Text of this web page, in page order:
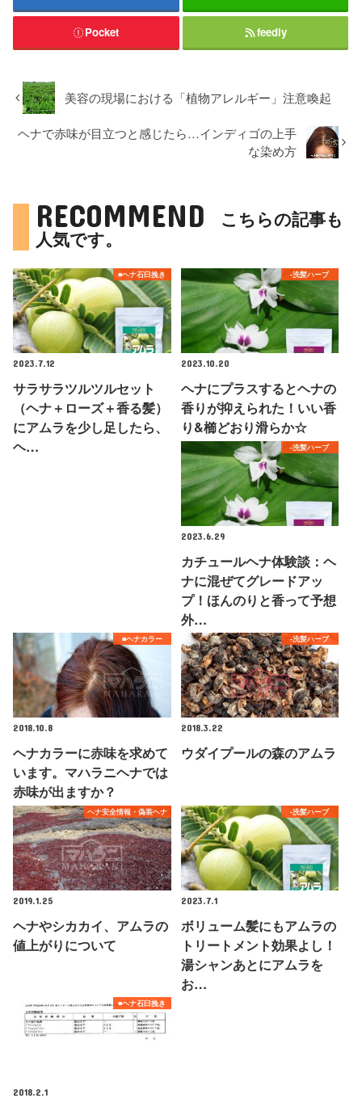
Pocket feedly
美容の現場における「植物アレルギー」注意喚起
ヘナで赤味が目立つと感じたら…インディゴの上手
な染め方
RECOMMEND
こちらの記事も
人気です。
■ヘナ石臼挽き
2023.7.12
サラサラツルツルセット
（ヘナ＋ローズ＋香る髪）
にアムラを少し足したら、
ヘ…
-洗髪ハーブ
2023.10.20
ヘナにプラスするとヘナの
香りが抑えられた！いい香
り&櫛どおり滑らか☆
-洗髪ハーブ
2023.6.29
カチュールヘナ体験談：ヘ
ナに混ぜてグレードアッ
プ！ほんのりと香って予想
外…
■ヘナカラー
2018.10.8
ヘナカラーに赤味を求めて
います。マハラニヘナでは
赤味が出ますか？
-洗髪ハーブ
2018.3.22
ウダイプールの森のアムラ
ヘナ安全情報・偽装ヘナ
2019.1.25
ヘナやシカカイ、アムラの
値上がりについて
-洗髪ハーブ
2023.7.1
ボリューム髪にもアムラの
トリートメント効果よし！
湯シャンあとにアムラを
お…
■ヘナ石臼挽き
2018.2.1